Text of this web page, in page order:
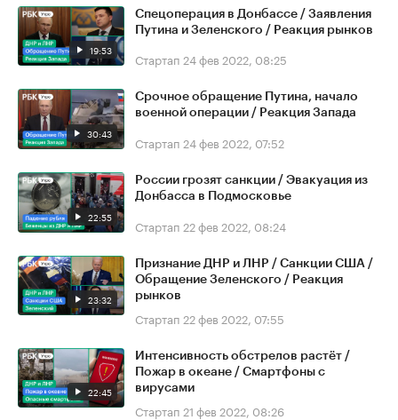
19:53
Спецоперация в Донбассе / Заявления
Путина и Зеленского / Реакция рынков
Стартап 24 фев 2022, 08:25
30:43
Срочное обращение Путина, начало
военной операции / Реакция Запада
Стартап 24 фев 2022, 07:52
22:55
России грозят санкции / Эвакуация из
Донбасса в Подмосковье
Стартап 22 фев 2022, 08:24
23:32
Признание ДНР и ЛНР / Санкции США /
Обращение Зеленского / Реакция
рынков
Стартап 22 фев 2022, 07:55
22:45
Интенсивность обстрелов растёт /
Пожар в океане / Смартфоны с
вирусами
Стартап 21 фев 2022, 08:26